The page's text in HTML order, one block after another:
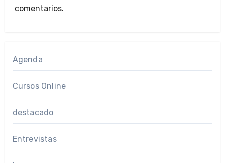
comentarios.
Agenda
Cursos Online
destacado
Entrevistas